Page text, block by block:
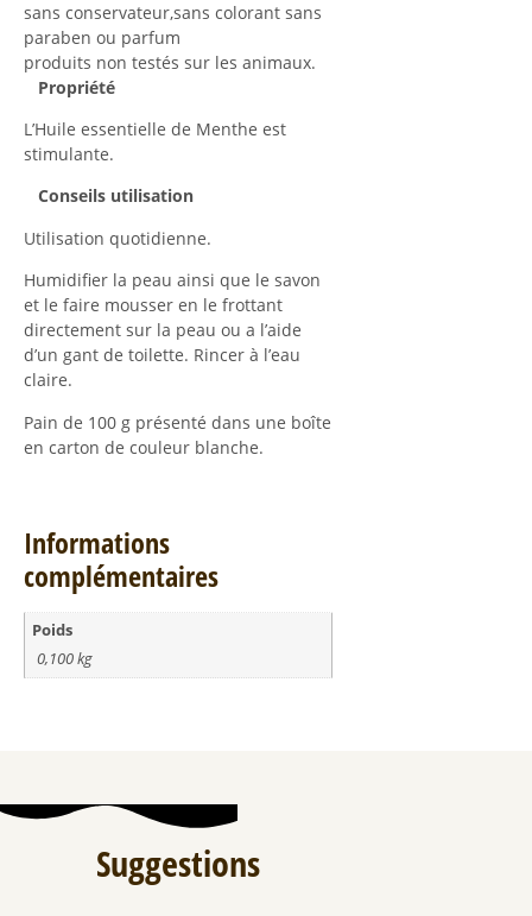
sans conservateur,sans colorant sans
paraben ou parfum
produits non testés sur les animaux.
Propriété
L’Huile essentielle de Menthe est
stimulante.
Conseils utilisation
Utilisation quotidienne.
Humidifier la peau ainsi que le savon
et le faire mousser en le frottant
directement sur la peau ou a l’aide
d’un gant de toilette. Rincer à l’eau
claire.
Pain de 100 g présenté dans une boîte
en carton de couleur blanche.
Informations
complémentaires
Poids
0,100 kg
Suggestions